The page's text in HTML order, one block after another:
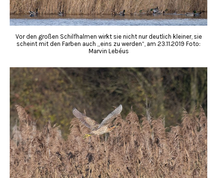
Vor den großen Schilfhalmen wirkt sie nicht nur deutlich kleiner, sie
scheint mit den Farben auch „eins zu werden“, am 23.11.2019 Foto:
Marvin Lebéus